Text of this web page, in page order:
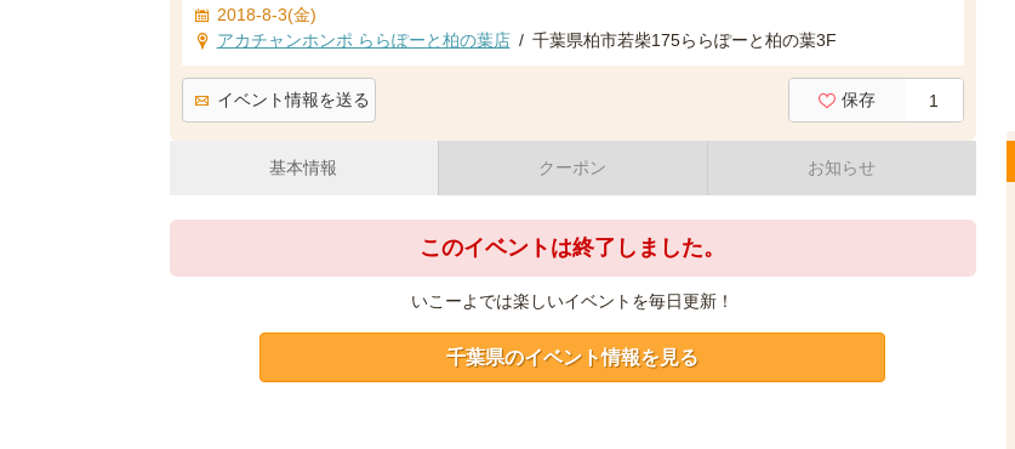
2018-8-3(金)
アカチャンホンポ ららぽーと柏の葉店 / 千葉県柏市若柴175ららぽーと柏の葉3F
イベント情報を送る 保存 1
基本情報 クーポン お知らせ
このイベントは終了しました。
いこーよでは楽しいイベントを毎日更新！
千葉県のイベント情報を見る